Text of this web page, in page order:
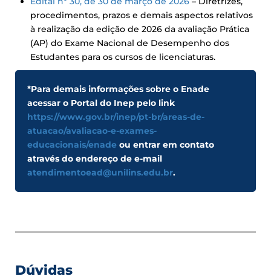
procedimentos, prazos e demais aspectos relativos
à realização da edição de 2026 da avaliação Prática
(AP) do Exame Nacional de Desempenho dos
Estudantes para os cursos de licenciaturas.
*Para demais informações sobre o Enade
acessar o Portal do Inep pelo link
https://www.gov.br/inep/pt-br/areas-de-
atuacao/avaliacao-e-exames-
educacionais/enade ou entrar em contato
através do endereço de e-mail
atendimentoead@unilins.edu.br.
Dúvidas